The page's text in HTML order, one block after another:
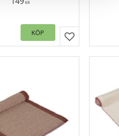
KR
Lägg till i
KÖP